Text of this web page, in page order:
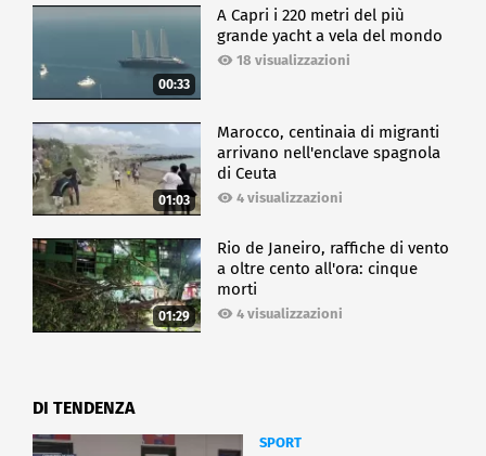
00:33
A Capri i 220 metri del più
grande yacht a vela del mondo
18 visualizzazioni
01:03
Marocco, centinaia di migranti
arrivano nell'enclave spagnola
di Ceuta
4 visualizzazioni
01:29
Rio de Janeiro, raffiche di vento
a oltre cento all'ora: cinque
morti
4 visualizzazioni
DI TENDENZA
SPORT